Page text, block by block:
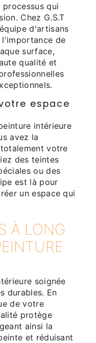
qui
Chez G.S.T
d'artisans
de
surface,
qualité et
espace
intérieure
avez la
votre
des teintes
ou des
est là pour
un espace qui
À LONG
soignée
durables. En
de votre
protège
ainsi la
et réduisant